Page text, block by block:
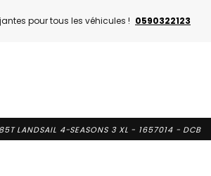
pour tous les véhicules ! 0590322123
LANDSAIL 4-SEASONS 3 XL - 1657014 - DCB